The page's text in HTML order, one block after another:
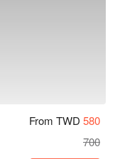
From TWD 580
700